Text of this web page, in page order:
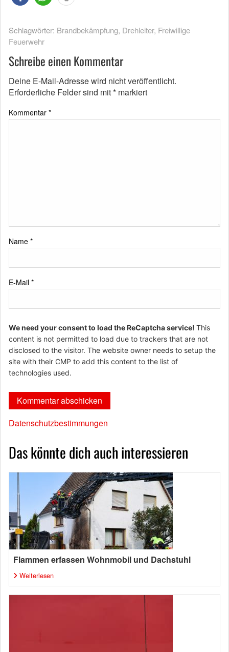
Schlagwörter: Brandbekämpfung, Drehleiter, Freiwillige
Feuerwehr
Schreibe einen Kommentar
Deine E-Mail-Adresse wird nicht veröffentlicht.
Erforderliche Felder sind mit* markiert
Kommentar *
Name *
E-Mail *
We need your consent to load the ReCaptcha service! This
content is not permitted to load due to trackers that are not
disclosed to the visitor. The website owner needs to setup the
site with their CMP to add this content to the list of
technologies used.
Datenschutzbestimmungen
Das könnte dich auch interessieren
Flammen erfassen Wohnmobil und Dachstuhl
Weiterlesen